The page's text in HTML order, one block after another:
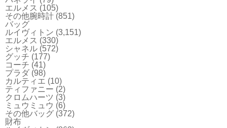
エルメス (105)
その他腕時計 (851)
バッグ
ルイヴィトン (3,151)
エルメス (330)
シャネル (572)
グッチ (177)
コーチ (41)
プラダ (98)
カルティエ (10)
ティファニー (2)
クロムハーツ (3)
ミュウミュウ (6)
その他バッグ (372)
財布